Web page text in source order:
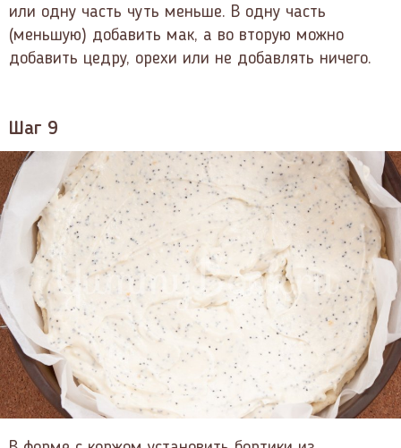
или одну часть чуть меньше. В одну часть
(меньшую) добавить мак, а во вторую можно
добавить цедру, орехи или не добавлять ничего.
Шаг 9